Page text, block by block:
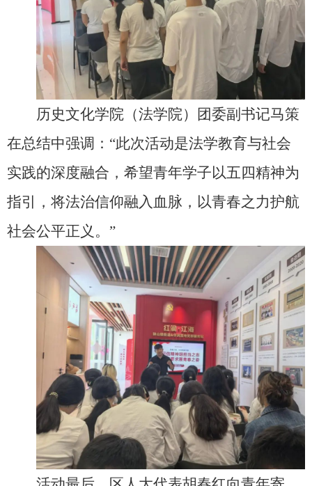
历史文化学院（法学院）团委副书记马策
在总结中强调：“此次活动是法学教育与社会
实践的深度融合，希望青年学子以五四精神为
指引，将法治信仰融入血脉，以青春之力护航
社会公平正义。”